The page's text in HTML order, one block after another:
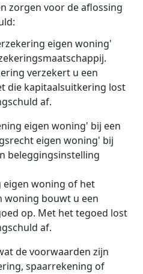
zorgen voor de aflossing
eigen woning'
verzekert u een
die kapitaalsuitkering lost
af.
eigen woning' bij een
eigen woning' bij
beleggingsinstelling
eigen woning of het
woning bouwt u een
op. Met het tegoed lost
af.
de voorwaarden zijn
spaarrekening of